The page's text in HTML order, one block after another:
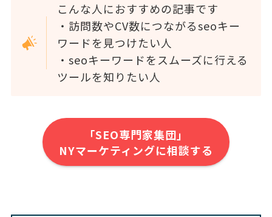
こんな人におすすめの記事です
・訪問数やCV数につながるseoキー
ワードを見つけたい人
・seoキーワードをスムーズに行える
ツールを知りたい人
「SEO専門家集団」
NYマーケティングに相談する